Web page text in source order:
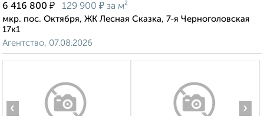
6 416 800 ₽ 129 900 ₽ за м²
мкр. пос. Октября, ЖК Лесная Сказка, 7-я Черноголовская
17к1
Агентство, 07.08.2026
‹ ›